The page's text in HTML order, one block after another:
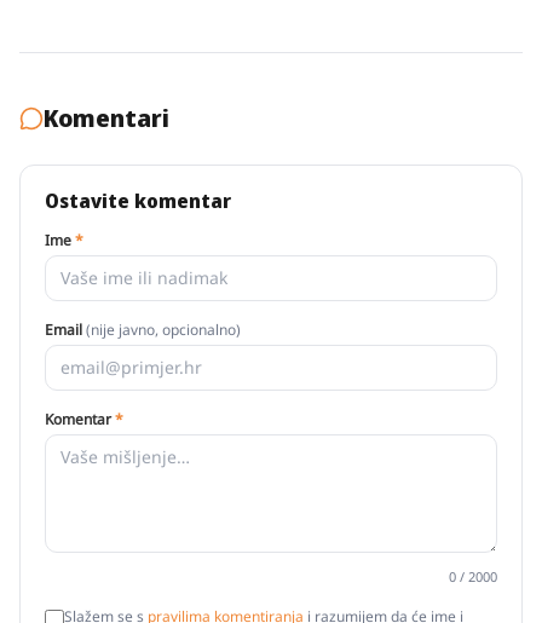
Komentari
Ostavite komentar
Ime*
Email(nije javno, opcionalno)
Komentar*
0 / 2000
Slažem se s pravilima komentiranja i razumijem da će ime i